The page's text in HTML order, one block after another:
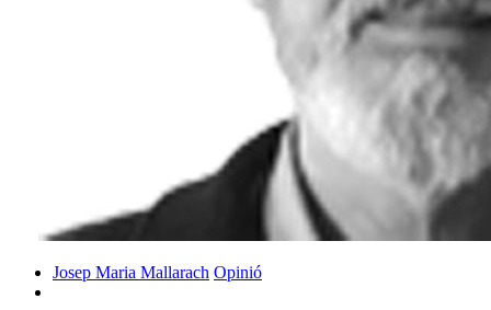
Josep Maria Mallarach Opinió